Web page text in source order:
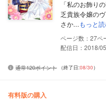
「私のお飾り
乏貴族令嬢の
さか...もっと
27
配信日：2018/
通常120ポイント （終了日:08/30）
有料版の購入